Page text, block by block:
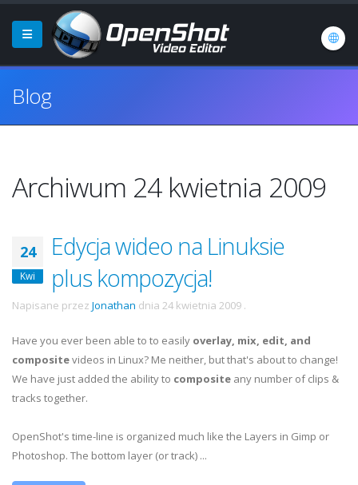
Blog
Archiwum 24 kwietnia 2009
24
Kwi
Edycja wideo na Linuksie
plus kompozycja!
Napisane przez Jonathan dnia 24 kwietnia 2009 .
Have you ever been able to to easily overlay, mix, edit, and
compositevideos in Linux? Me neither, but that's about to change!
We have just added the ability to composite any number of clips &
tracks together.
OpenShot's time-line is organized much like the Layers in Gimp or
Photoshop. The bottom layer (or track) ...